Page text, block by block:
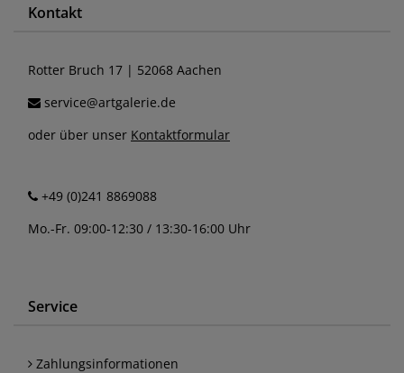
Kontakt
Rotter Bruch 17 | 52068 Aachen
service@artgalerie.de
oder über unser Kontaktformular
+49 (0)241 8869088
Mo.-Fr. 09:00-12:30 / 13:30-16:00 Uhr
Service
Zahlungsinformationen